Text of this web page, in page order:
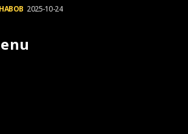
2025-10-24